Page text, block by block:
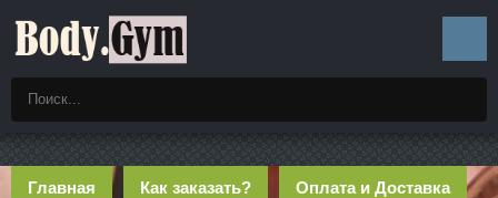
Главная Как заказать? Оплата и Доставка